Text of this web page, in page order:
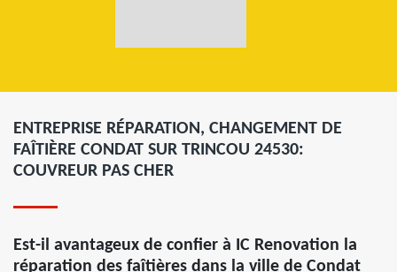
ENTREPRISE RÉPARATION, CHANGEMENT DE
FAÎTIÈRE CONDAT SUR TRINCOU 24530:
COUVREUR PAS CHER
Est-il avantageux de confier à IC Renovation la
réparation des faîtières dans la ville de Condat